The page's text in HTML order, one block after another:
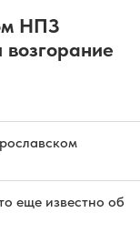
НПЗ
возгорание
еще известно об